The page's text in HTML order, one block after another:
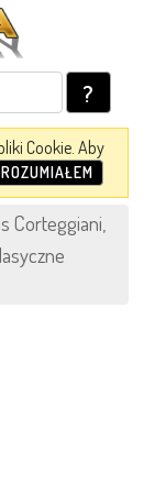
?
Cookie. Aby
Corteggiani,